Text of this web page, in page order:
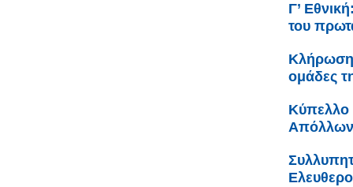
Γ’
του
Κλήρωση
ομάδες
Κύπελλο